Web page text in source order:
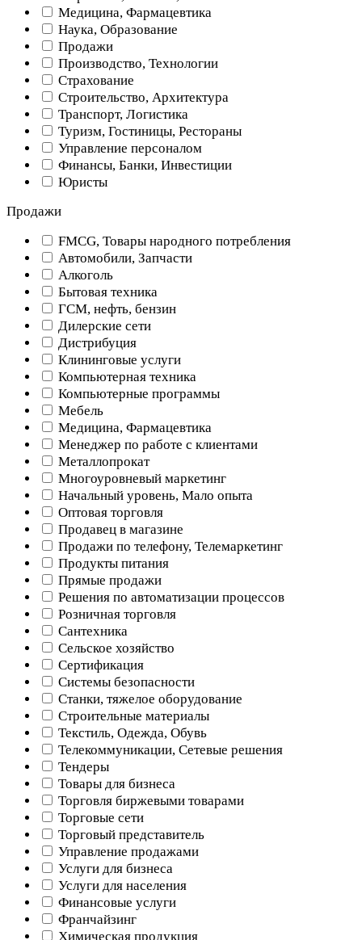
Медицина, Фармацевтика
Наука, Образование
Продажи
Производство, Технологии
Страхование
Строительство, Архитектура
Транспорт, Логистика
Туризм, Гостиницы, Рестораны
Управление персоналом
Финансы, Банки, Инвестиции
Юристы
Продажи
FMCG, Товары народного потребления
Автомобили, Запчасти
Алкоголь
Бытовая техника
ГСМ, нефть, бензин
Дилерские сети
Дистрибуция
Клининговые услуги
Компьютерная техника
Компьютерные программы
Мебель
Медицина, Фармацевтика
Менеджер по работе с клиентами
Металлопрокат
Многоуровневый маркетинг
Начальный уровень, Мало опыта
Оптовая торговля
Продавец в магазине
Продажи по телефону, Телемаркетинг
Продукты питания
Прямые продажи
Решения по автоматизации процессов
Розничная торговля
Сантехника
Сельское хозяйство
Сертификация
Системы безопасности
Станки, тяжелое оборудование
Строительные материалы
Текстиль, Одежда, Обувь
Телекоммуникации, Сетевые решения
Тендеры
Товары для бизнеса
Торговля биржевыми товарами
Торговые сети
Торговый представитель
Управление продажами
Услуги для бизнеса
Услуги для населения
Финансовые услуги
Франчайзинг
Химическая продукция